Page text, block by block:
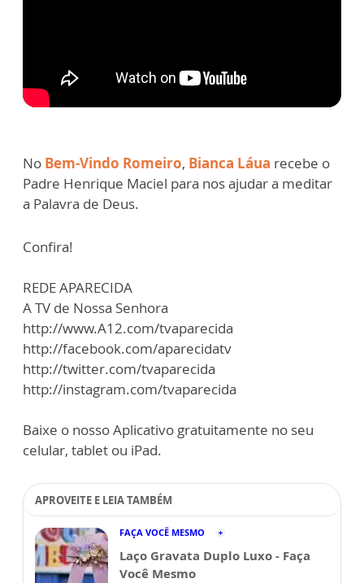
No Bem-Vindo Romeiro, Bianca Láua recebe o
Padre Henrique Maciel para nos ajudar a meditar
a Palavra de Deus.
Confira!
REDE APARECIDA
A TV de Nossa Senhora
http://www.A12.com/tvaparecida
http://facebook.com/aparecidatv
http://twitter.com/tvaparecida
http://instagram.com/tvaparecida
Baixe o nosso Aplicativo gratuitamente no seu
celular, tablet ou iPad.
APROVEITE E LEIA TAMBÉM
FAÇA VOCÊ MESMO
Laço Gravata Duplo Luxo - Faça
Você Mesmo